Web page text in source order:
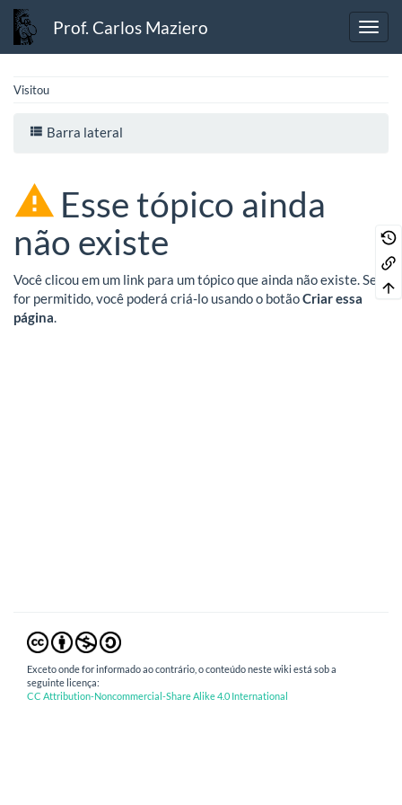
Prof. Carlos Maziero
Visitou
Barra lateral
Esse tópico ainda
não existe
Você clicou em um link para um tópico que ainda não existe. Se
for permitido, você poderá criá-lo usando o botãoCriar essa
página
Exceto onde for informado ao contrário, o conteúdo neste wiki está sob a
seguinte licença:
CC Attribution-Noncommercial-Share Alike 4.0 International